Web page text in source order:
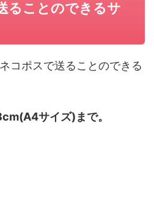
ることのできるサ
コポスで送ることのできる
サイズ)まで。